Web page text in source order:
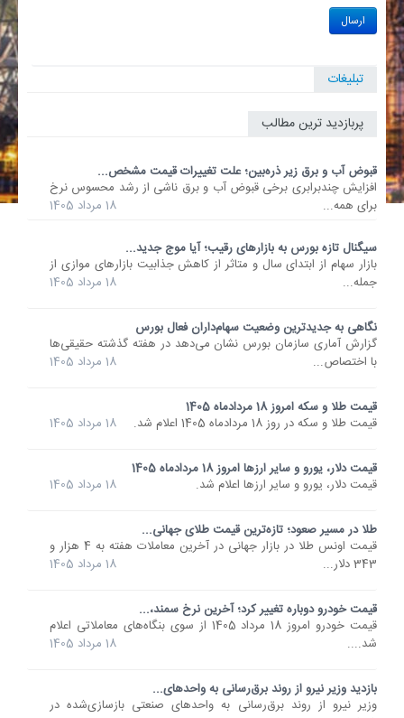
تبلیغات
پربازدید ترین مطالب
قبوض آب و برق زیر ذره‌بین؛ علت تغییرات قیمت مشخص...
افزایش چندبرابری برخی قبوض آب و برق ناشی از رشد محسوس نرخ
برای همه...
18 مرداد 1405
سیگنال تازه بورس به بازارهای رقیب؛ آیا موج جدید...
بازار سهام از ابتدای سال و متاثر از کاهش جذابیت بازارهای موازی از
جمله...
18 مرداد 1405
نگاهی به جدیدترین وضعیت سهام‌داران فعال بورس
گزارش آماری سازمان بورس نشان می‌دهد در هفته گذشته حقیقی‌ها
با اختصاص...
18 مرداد 1405
قیمت طلا و سکه امروز 18 مردادماه 1405
قیمت طلا و سکه در روز 18 مردادماه 1405 اعلام شد.
18 مرداد 1405
قیمت دلار، یورو و سایر ارزها امروز 18 مردادماه 1405
قیمت دلار، یورو و سایر ارزها اعلام شد.
18 مرداد 1405
طلا در مسیر صعود؛ تازه‌ترین قیمت طلای جهانی...
قیمت اونس طلا در بازار جهانی در آخرین معاملات هفته به 4 هزار و
343 دلار...
18 مرداد 1405
قیمت خودرو دوباره تغییر کرد؛ آخرین نرخ سمند،...
قیمت خودرو امروز 18 مرداد 1405 از سوی بنگاه‌های معاملاتی اعلام
شد....
18 مرداد 1405
بازدید وزیر نیرو از روند برق‌رسانی به واحدهای...
وزیر نیرو از روند برق‌رسانی به واحدهای صنعتی بازسازی‌شده در